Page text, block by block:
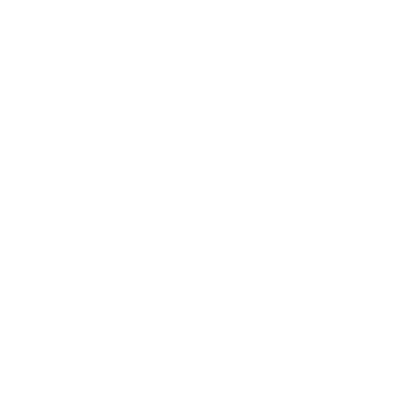
Estatal Anticorrupción
del Bosque, C.P.44520, Guadalajara, Jalisco)